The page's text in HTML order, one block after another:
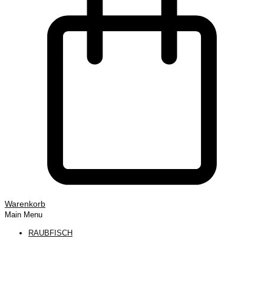
Warenkorb
Main Menu
RAUBFISCH